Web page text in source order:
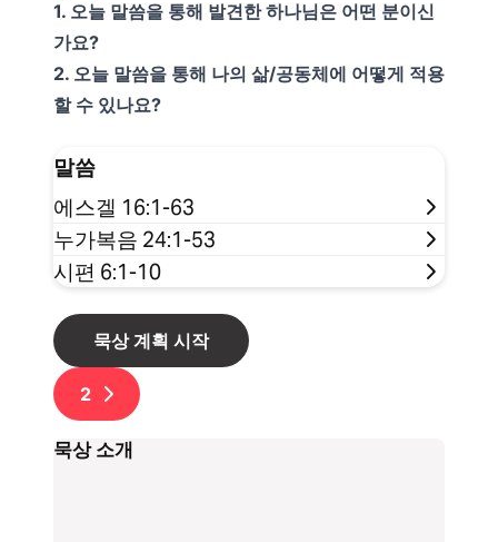
1. 오늘 말씀을 통해 발견한 하나님은 어떤 분이신
가요?
2. 오늘 말씀을 통해 나의 삶/공동체에 어떻게 적용
할 수 있나요?
말씀
에스겔 16:1-63
누가복음 24:1-53
시편 6:1-10
묵상 계획 시작
2
묵상 소개